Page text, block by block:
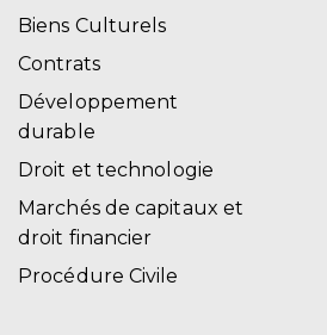
Biens Culturels
Contrats
Développement
durable
Droit et technologie
Marchés de capitaux et
droit financier
Procédure Civile